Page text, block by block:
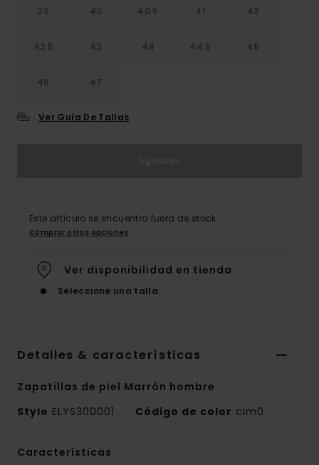
39 40 40.5 41 42
42.5 43 44 44.5 45
46 47
Ver Guía De Tallas
Este artículo se encuentra fuera de stock.
Comprar otras opciones
Ver disponibilidad en tienda
Seleccione una talla
Detalles & características
Zapatillas de piel Marrón hombre
Style ELYS300001 Código de color clm0
Características